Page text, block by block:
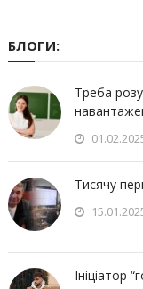
БЛОГИ:
Треба
Тисячу
Ініціатор